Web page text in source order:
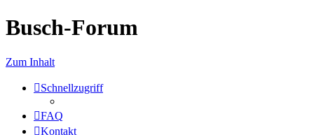
Busch-Forum
Zum Inhalt
Schnellzugriff
FAQ
Kontakt